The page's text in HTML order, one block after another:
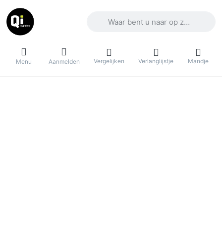
Menu Aanmelden Vergelijken Verlanglijstje Mandje